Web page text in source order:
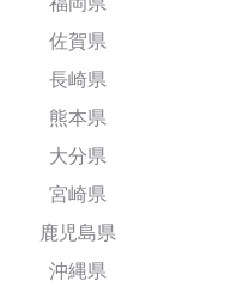
佐賀県
長崎県
熊本県
大分県
宮崎県
鹿児島県
沖縄県